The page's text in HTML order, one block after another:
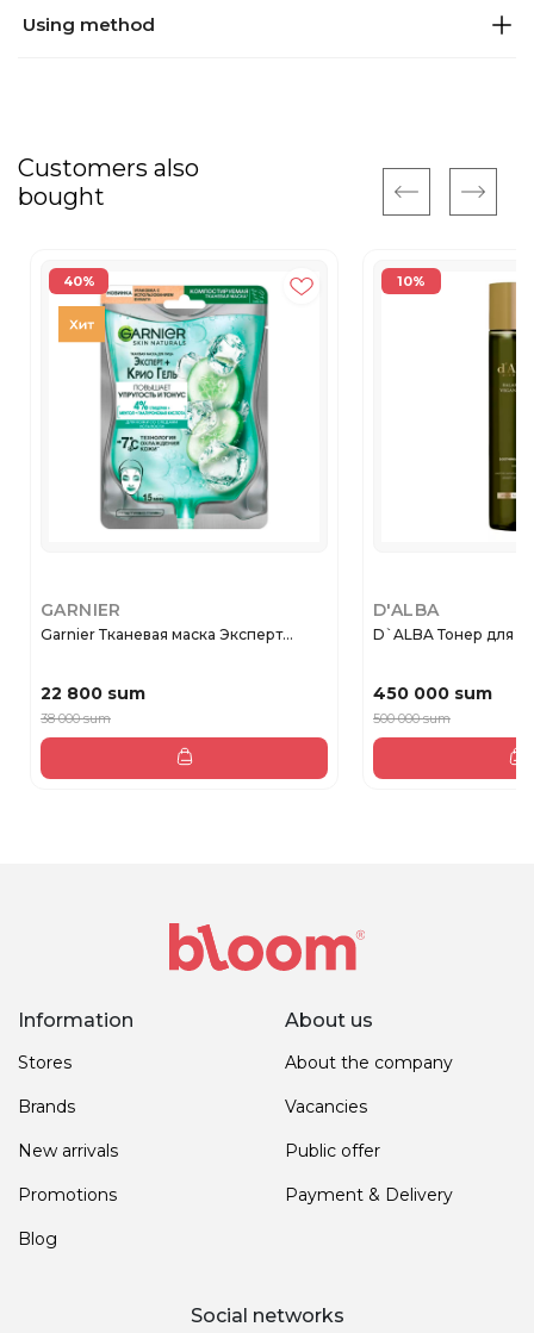
Using method
Customers also
bought
40%
GARNIER
Garnier Тканевая маска Эксперт...
22 800 sum
38 000 sum
10%
D'ALBA
D`ALBA Тонер
450 000 sum
500 000 sum
Information
Stores
Brands
New arrivals
Promotions
Blog
About us
About the company
Vacancies
Public offer
Payment & Delivery
Social networks